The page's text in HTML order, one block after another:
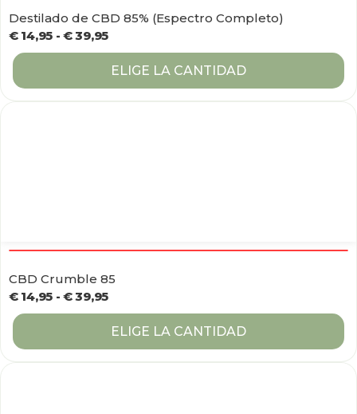
Destilado de CBD 85% (Espectro Completo)
€14,95 - €39,95
ELIGE LA CANTIDAD
CBD Crumble 85
€14,95 - €39,95
ELIGE LA CANTIDAD